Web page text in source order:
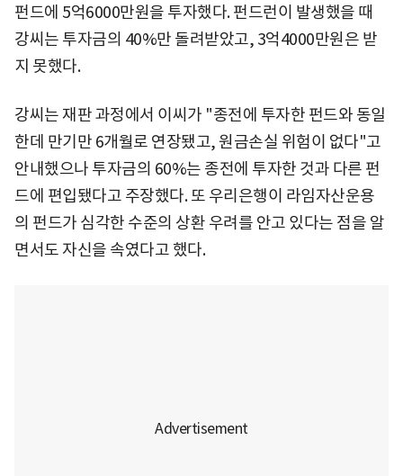
펀드에 5억6000만원을 투자했다. 펀드런이 발생했을 때
강씨는 투자금의 40%만 돌려받았고, 3억4000만원은 받
지 못했다.
강씨는 재판 과정에서 이씨가 "종전에 투자한 펀드와 동일
한데 만기만 6개월로 연장됐고, 원금손실 위험이 없다"고
안내했으나 투자금의 60%는 종전에 투자한 것과 다른 펀
드에 편입됐다고 주장했다. 또 우리은행이 라임자산운용
의 펀드가 심각한 수준의 상환 우려를 안고 있다는 점을 알
면서도 자신을 속였다고 했다.